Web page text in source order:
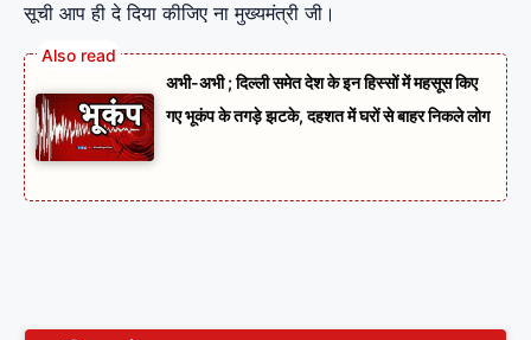
सूची आप ही दे दिया कीजिए ना मुख्यमंत्री जी।
अभी-अभी ; दिल्ली समेत देश के इन हिस्सों में महसूस किए
गए भूकंप के तगड़े झटके, दहशत में घरों से बाहर निकले लोग